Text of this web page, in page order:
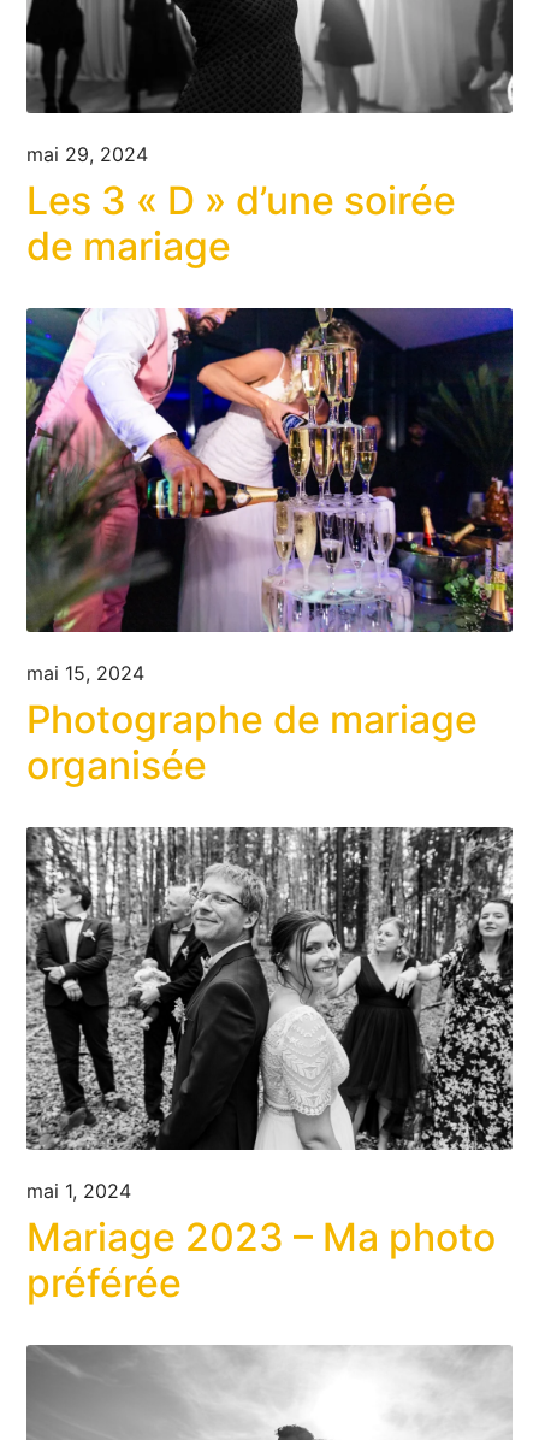
mai 29, 2024
Les 3 « D » d’une soirée
de mariage
mai 15, 2024
Photographe de mariage
organisée
mai 1, 2024
Mariage 2023 – Ma photo
préférée